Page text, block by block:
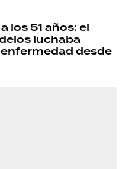
los 51 años: el
luchaba
desde